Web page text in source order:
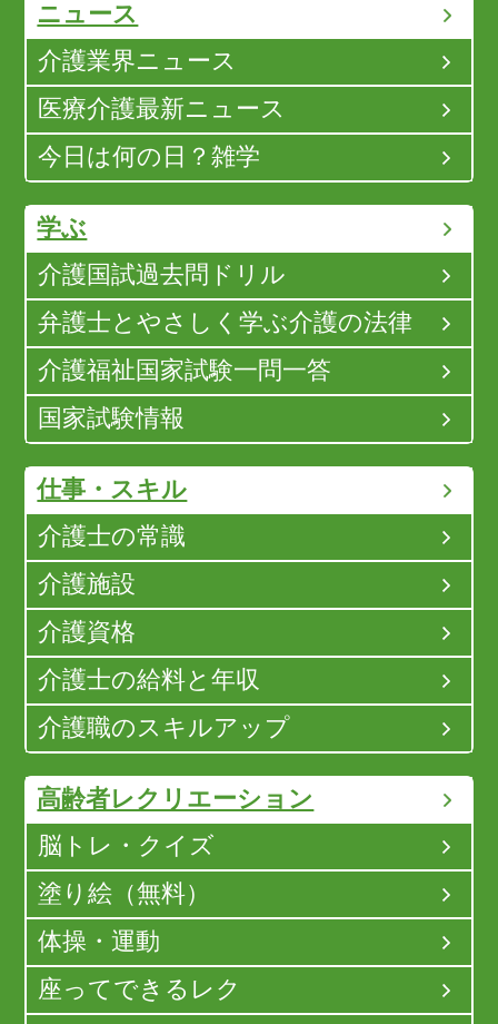
ニュース
介護業界ニュース
医療介護最新ニュース
今日は何の日？雑学
学ぶ
介護国試過去問ドリル
弁護士とやさしく学ぶ介護の法律
介護福祉国家試験一問一答
国家試験情報
仕事・スキル
介護士の常識
介護施設
介護資格
介護士の給料と年収
介護職のスキルアップ
高齢者レクリエーション
脳トレ・クイズ
塗り絵（無料）
体操・運動
座ってできるレク